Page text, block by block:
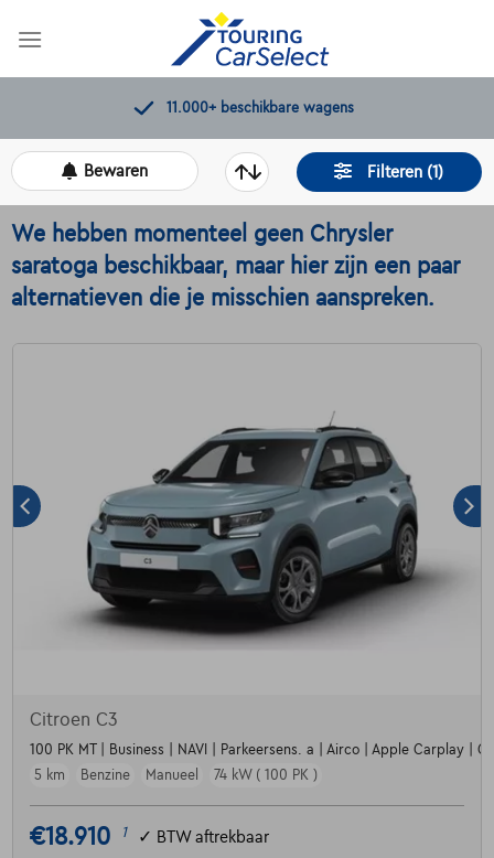
Kwaliteitscontroles door Touring
Filteren (1)
Bewaren
We hebben momenteel geen Chrysler
saratoga beschikbaar, maar hier zijn een paar
alternatieven die je misschien aanspreken.
Citroen C3
100 PK MT | Business | NAVI | Parkeersens. a | Airco | Apple Carplay |
5 km
Benzine Manueel 74 kW ( 100 PK )
€18.910 1 ✓ BTW aftrekbaar